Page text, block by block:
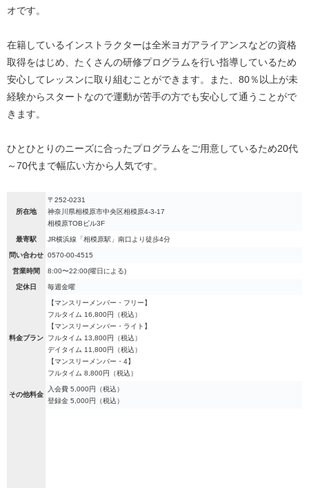
オです。
在籍しているインストラクターは全米ヨガアライアンスなどの資格
取得をはじめ、たくさんの研修プログラムを行い指導しているため
安心してレッスンに取り組むことができます。また、80％以上が未
経験からスタートなので運動が苦手の方でも安心して通うことがで
きます。
ひとひとりのニーズに合ったプログラムをご用意しているため20代
～70代まで幅広い方から人気です。
所在地
〒252-0231
神奈川県相模原市中央区相模原4-3-17
相模原TOBビル3F
最寄駅 JR横浜線「相模原駅」南口より徒歩4分
問い合わせ 0570-00-4515
営業時間 8:00〜22:00(曜日による)
定休日 毎週金曜
料金プラン
【マンスリーメンバー・フリー】
フルタイム 16,800円（税込）
【マンスリーメンバー・ライト】
フルタイム 13,800円（税込）
デイタイム 11,800円（税込）
【マンスリーメンバー・4】
フルタイム 8,800円（税込）
その他料金
入会費 5,000円（税込）
登録金 5,000円（税込）